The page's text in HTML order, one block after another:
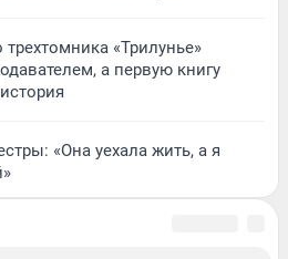
«Трилунье»
а первую книгу
«Она уехала жить, а я